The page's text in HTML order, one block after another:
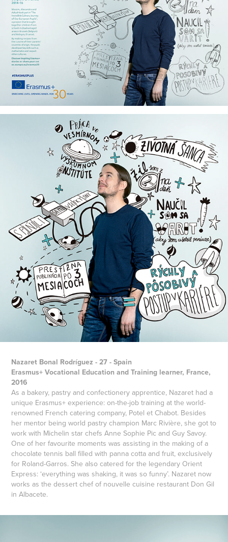
Nazaret Bonal Rodríguez - 27 - Spain
Erasmus+ Vocational Education and Training learner, France,
2016
As a bakery, pastry and confectionery apprentice, Nazaret had a
unique Erasmus+ experience: on-the-job training at the world-
renowned French catering company, Potel et Chabot. Besides
her mentor being world pastry champion Marc Rivière, she got to
work with Michelin star chefs Anne Sophie Pic and Guy Savoy.
One of her favourite moments was assisting in the making of a
chocolate tennis ball filled with panna cotta and fruit, exclusively
for Roland-Garros. She also catered for the legendary Orient
Express: ‘everything was shaking, it was so funny’. Nazaret now
works as the dessert chef of nouvelle cuisine restaurant Don Gil
in Albacete.